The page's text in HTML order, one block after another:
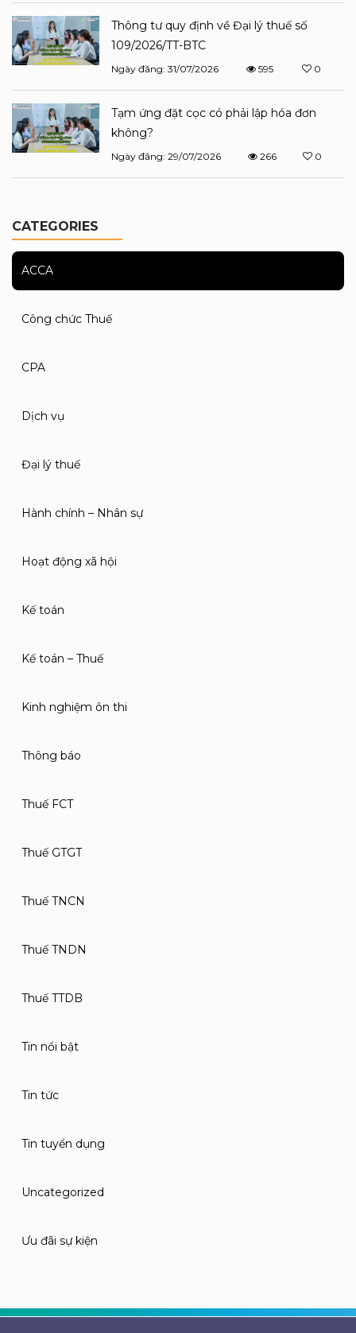
Thông tư quy định về Đại lý thuế số
109/2026/TT-BTC
Ngày đăng: 31/07/2026 595 0
Tạm ứng đặt cọc có phải lập hóa đơn
không?
Ngày đăng: 29/07/2026 266 0
CATEGORIES
ACCA
Công chức Thuế
CPA
Dịch vụ
Đại lý thuế
Hành chính – Nhân sự
Hoạt động xã hội
Kế toán
Kế toán – Thuế
Kinh nghiệm ôn thi
Thông báo
Thuế FCT
Thuế GTGT
Thuế TNCN
Thuế TNDN
Thuế TTDB
Tin nổi bật
Tin tức
Tin tuyển dụng
Uncategorized
Ưu đãi sự kiện